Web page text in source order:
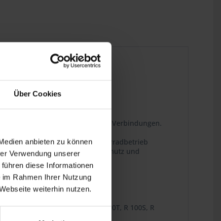
Über Cookies
anbieten zu können
Verwendung unserer
diese Informationen
Rahmen Ihrer Nutzung
weiterhin nutzen.
Maß an Sicherheit für diverse Verbindungen.
Belastungen aus, die im Motorradbetrieb
Fremdkörpern wie Staub, Schmutz und
R 80TS, R 100/7, R 100, R 100T, R 100S, R